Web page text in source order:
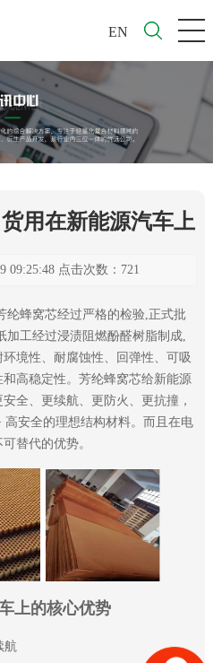
EN
用在新能源汽车上
09:25:48 点击次数：721
纶蜂窝芯经过严格的检验,正式批
工经过浸渍阻燃酚醛树脂制成,
境性、耐腐蚀性、回弹性、可吸
高稳定性。芳纶蜂窝芯给新能源
全、更续航、更防火、更抗撞，
安全的理想结构材料。而且在电
替代的优势。
上的核心优势
航